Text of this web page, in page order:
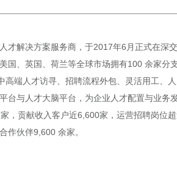
才解决方案服务商，于2017年6月正式在
国、英国、荷兰等全球市场拥有100 余家分
高端人才访寻、招聘流程外包、灵活用工、
台与人才大脑平台，为企业人才配置与业
，贡献收入客户近6,600家，运营招聘岗位
作伙伴9,600 余家。